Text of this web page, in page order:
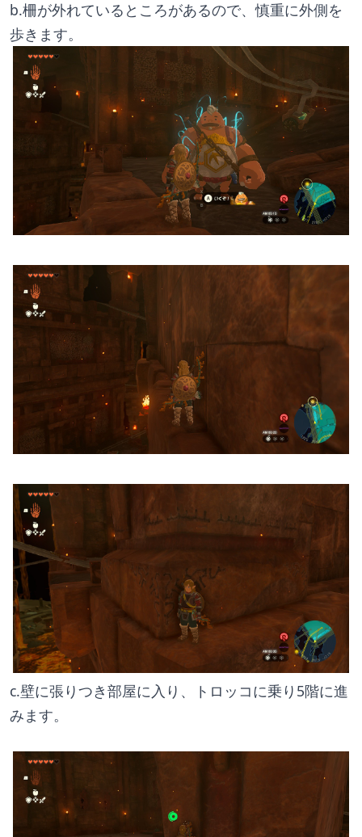
b.柵が外れているところがあるので、慎重に外側を
歩きます。
c.壁に張りつき部屋に入り、トロッコに乗り5階に進
みます。